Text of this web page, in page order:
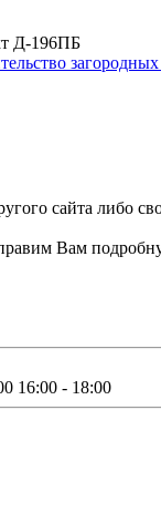
Д-196ПБ
сайта либо
Вам
16:00 - 18:00